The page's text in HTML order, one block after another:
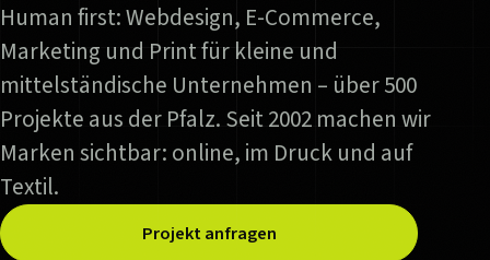
Human first: Webdesign, E-Commerce,
Marketing und Print für kleine und
mittelständische Unternehmen – über 500
Projekte aus der Pfalz. Seit 2002 machen wir
Marken sichtbar: online, im Druck und auf
Textil.
Projekt anfragen